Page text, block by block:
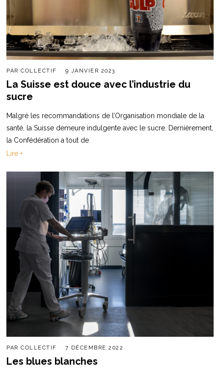
PARCOLLECTIF 9 JANVIER 2023
La Suisse est douce avec l’industrie du
sucre
Malgré les recommandations de l’Organisation mondiale de la
santé, la Suisse demeure indulgente avec le sucre. Dernièrement,
la Confédération a tout de
Lire +
PARCOLLECTIF 7 DÉCEMBRE 2022
Les blues blanches